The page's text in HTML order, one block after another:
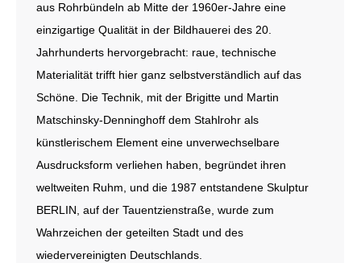
aus Rohrbündeln ab Mitte der 1960er-Jahre eine
einzigartige Qualität in der Bildhauerei des 20.
Jahrhunderts hervorgebracht: raue, technische
Materialität trifft hier ganz selbstverständlich auf das
Schöne. Die Technik, mit der Brigitte und Martin
Matschinsky-Denninghoff dem Stahlrohr als
künstlerischem Element eine unverwechselbare
Ausdrucksform verliehen haben, begründet ihren
weltweiten Ruhm, und die 1987 entstandene Skulptur
BERLIN, auf der Tauentzienstraße, wurde zum
Wahrzeichen der geteilten Stadt und des
wiedervereinigten Deutschlands.